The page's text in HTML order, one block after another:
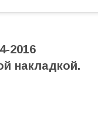
2016
накладкой.